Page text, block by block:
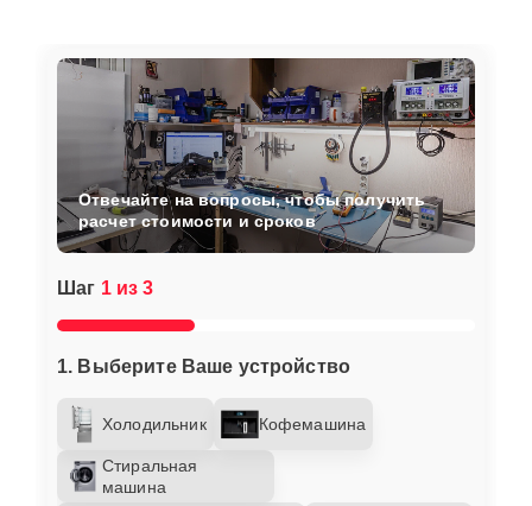
Шаг 1 из 3
1. Выберите Ваше устройство
Холодильник Кофемашина
Стиральная
машина
Отвечайте на вопросы, чтобы получить
расчет стоимости и сроков